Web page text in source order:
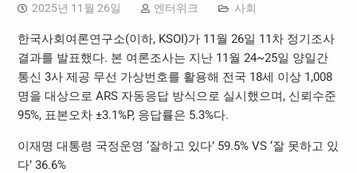
2025년 11월 26일 엔터위크 사회
한국사회여론연구소(이하, KSOI)가 11월 26일 11차 정기조사
결과를 발표했다. 본 여론조사는 지난 11월 24~25일 양일간
통신 3사 제공 무선 가상번호를 활용해 전국 18세 이상 1,008
명을 대상으로 ARS 자동응답 방식으로 실시했으며, 신뢰수준
95%, 표본오차 ±3.1%P, 응답률은 5.3%다.
이재명 대통령 국정운영 ‘잘하고 있다’ 59.5% VS ‘잘 못하고 있
다’ 36.6%